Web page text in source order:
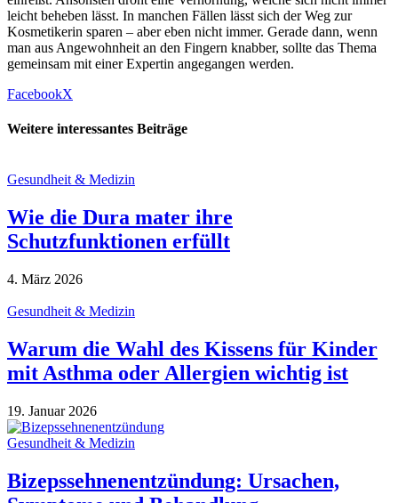
leicht beheben lässt. In manchen Fällen lässt sich der Weg zur
Kosmetikerin sparen – aber eben nicht immer. Gerade dann, wenn
man aus Angewohnheit an den Fingern knabber, sollte das Thema
gemeinsam mit einer Expertin angegangen werden.
FacebookX
Weitere interessantes Beiträge
Gesundheit & Medizin
Wie die Dura mater ihre
Schutzfunktionen erfüllt
4. März 2026
Gesundheit & Medizin
Warum die Wahl des Kissens für Kinder
mit Asthma oder Allergien wichtig ist
19. Januar 2026
Gesundheit & Medizin
Bizepssehnenentzündung: Ursachen,